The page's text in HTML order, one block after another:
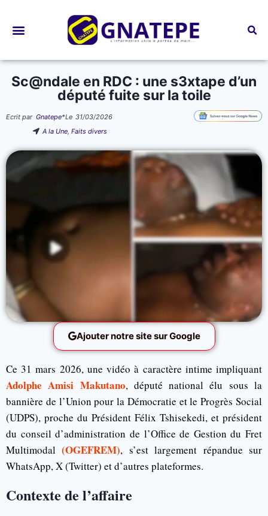
Sc@ndale en RDC : une s3xtape d’un
député fuite sur la toile
Ecrit par Gnatepe*Le 31/03/2026
A la Une,Faits divers
Ajouter notre site sur Google
Ce 31 mars 2026, une vidéo à caractère intime impliquant
Adolphe Amisi Makutano, député national élu sous la
bannière de l’Union pour la Démocratie et le Progrès Social
(UDPS), proche du Président Félix Tshisekedi, et président
du conseil d’administration de l’Office de Gestion du Fret
Multimodal(OGEFREM), s’est largement répandue sur
WhatsApp, X (Twitter) et d’autres plateformes.
Contexte de l’affaire